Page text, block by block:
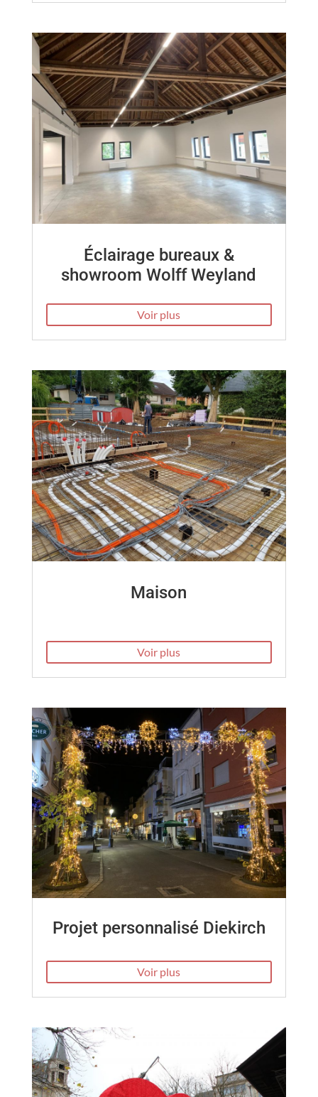
Éclairage bureaux &
showroom Wolff Weyland
Voir plus
Maison
Voir plus
Projet personnalisé Diekirch
Voir plus